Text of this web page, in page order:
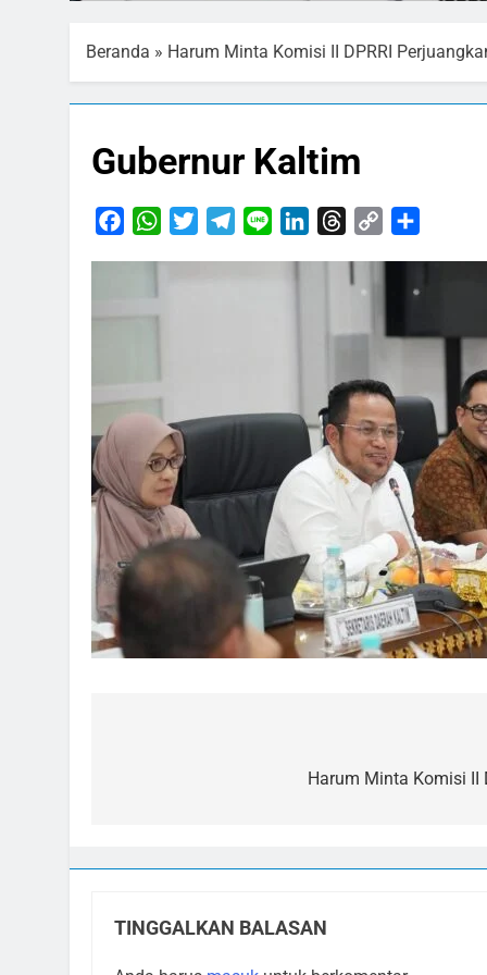
Beranda » Harum Minta Komisi II DPRRI
Gubernur Kaltim
FacebookWhatsApp
TwitterTelegram
Line LinkedInThreads
Copy
Harum Minta Komisi II
TINGGALKAN BALASAN